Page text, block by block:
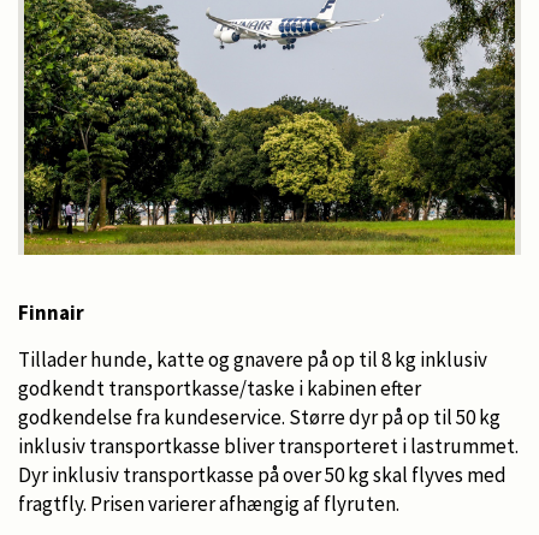
Finnair
Tillader hunde, katte og gnavere på op til 8 kg inklusiv
godkendt transportkasse/taske i kabinen efter
godkendelse fra kundeservice. Større dyr på op til 50 kg
inklusiv transportkasse bliver transporteret i lastrummet.
Dyr inklusiv transportkasse på over 50 kg skal flyves med
fragtfly. Prisen varierer afhængig af flyruten.